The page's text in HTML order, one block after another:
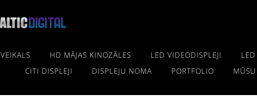
VEIKALS HD MĀJAS KINOZĀLES LED VIDEODISPLEJI
CITI DISPLEJI
DISPLEJU NOMA PORTFOLIO